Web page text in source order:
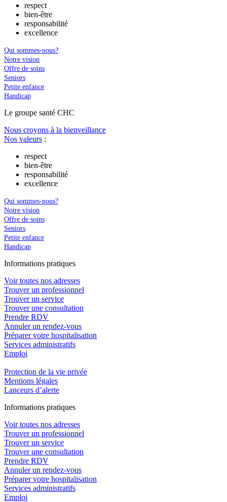
respect
bien-être
responsabilité
excellence
Qui sommes-nous?
Notre vision
Offre de soins
Seniors
Petite enfance
Handicap
Le groupe santé CHC
Nous croyons à la bienveillance
Nos valeurs :
respect
bien-être
responsabilité
excellence
Qui sommes-nous?
Notre vision
Offre de soins
Seniors
Petite enfance
Handicap
Informations pratiques
Voir toutes nos adresses
Trouver un professionnel
Trouver un service
Trouver une consultation
Prendre RDV
Annuler un rendez-vous
Préparer votre hospitalisation
Services administratifs
Emploi​
Protection de la vie privée
Mentions légales
Lanceurs d’alerte
Informations pratiques
Voir toutes nos adresses
Trouver un professionnel
Trouver un service
Trouver une consultation
Prendre RDV
Annuler un rendez-vous
Préparer votre hospitalisation
Services administratifs
Emploi​